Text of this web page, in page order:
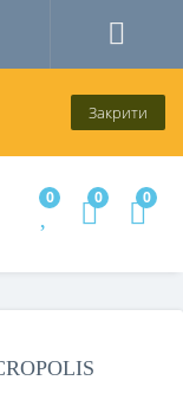
Закрити
0 0 0